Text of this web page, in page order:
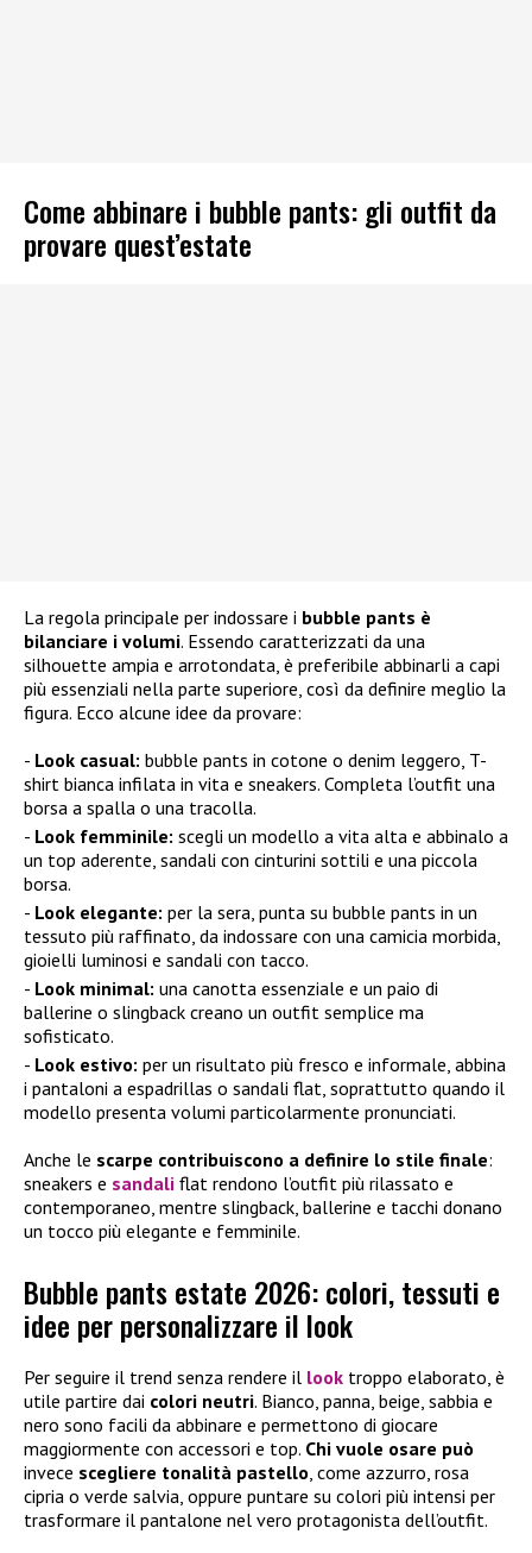
Come abbinare i bubble pants: gli outfit da
provare quest’estate
La regola principale per indossare i bubble pants è
bilanciare i volumi. Essendo caratterizzati da una
silhouette ampia e arrotondata, è preferibile abbinarli a capi
più essenziali nella parte superiore, così da definire meglio la
figura. Ecco alcune idee da provare:
Look casual: bubble pants in cotone o denim leggero, T-
shirt bianca infilata in vita e sneakers. Completa l’outfit una
borsa a spalla o una tracolla.
Look femminile: scegli un modello a vita alta e abbinalo a
un top aderente, sandali con cinturini sottili e una piccola
borsa.
Look elegante: per la sera, punta su bubble pants in un
tessuto più raffinato, da indossare con una camicia morbida,
gioielli luminosi e sandali con tacco.
Look minimal: una canotta essenziale e un paio di
ballerine o slingback creano un outfit semplice ma
sofisticato.
Look estivo: per un risultato più fresco e informale, abbina
i pantaloni a espadrillas o sandali flat, soprattutto quando il
modello presenta volumi particolarmente pronunciati.
Anche le scarpe contribuiscono a definire lo stile finale:
sneakers e sandali flat rendono l’outfit più rilassato e
contemporaneo, mentre slingback, ballerine e tacchi donano
un tocco più elegante e femminile.
Bubble pants estate 2026: colori, tessuti e
idee per personalizzare il look
Per seguire il trend senza rendere il look troppo elaborato, è
utile partire dai colori neutri. Bianco, panna, beige, sabbia e
nero sono facili da abbinare e permettono di giocare
maggiormente con accessori e top. Chi vuole osare può
invece scegliere tonalità pastello , come azzurro, rosa
cipria o verde salvia, oppure puntare su colori più intensi per
trasformare il pantalone nel vero protagonista dell’outfit.